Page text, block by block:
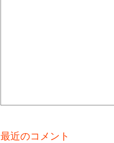
最近のコメント